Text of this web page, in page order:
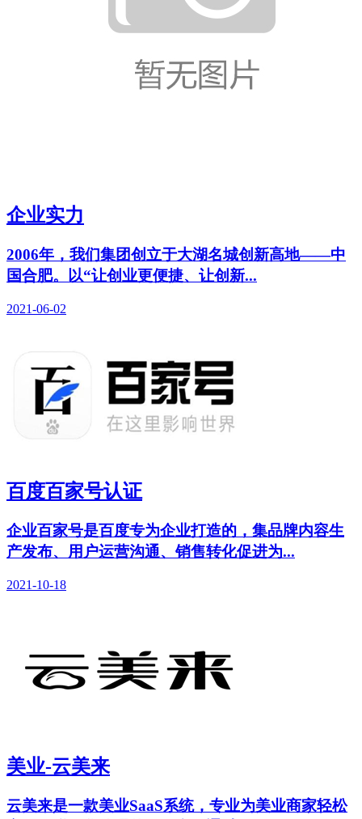
企业实力
2006年，我们集团创立于大湖名城创新高地——中
国合肥。以“让创业更便捷、让创新...
2021-06-02
百度百家号认证
企业百家号是百度专为企业打造的，集品牌内容生
产发布、用户运营沟通、销售转化促进为...
2021-10-18
美业-云美来
云美来是一款美业SaaS系统，专业为美业商家轻松